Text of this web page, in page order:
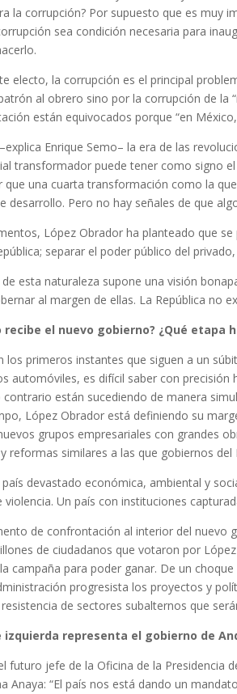
la corrupción? Por supuesto que es muy
sea condición necesaria para
electo, la corrupción es el principal
al obrero sino por la corrupción de la
están equivocados porque “en
Enrique Semo– la era de las
transformador puede tener como signo
que una cuarta transformación como la
desarrollo. Pero no hay señales de que
López Obrador ha planteado que
separar el poder público del
esta naturaleza supone una visión
al margen de ellas. La República no
recibe el nuevo gobierno? ¿Qué etapa
los primeros instantes que siguen a un
automóviles, es difícil saber con
contrario están sucediendo de manera
López Obrador está definiendo su
grupos empresariales con grandes
reformas similares a las que gobiernos
devastado económica, ambiental y
violencia. Un país con instituciones
de confrontación al interior del nuevo
de ciudadanos que votaron por
campaña para poder ganar. De un
progresista los proyectos y
de sectores subalternos que
izquierda representa el gobierno de
futuro jefe de la Oficina de la Presidencia
Anaya: “El país nos está dando un